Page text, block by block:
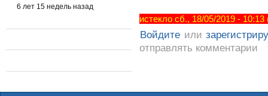
6 лет 15 недель назад
истекло сб., 18/05/2019 -
Войдите или
отправлять комментарии